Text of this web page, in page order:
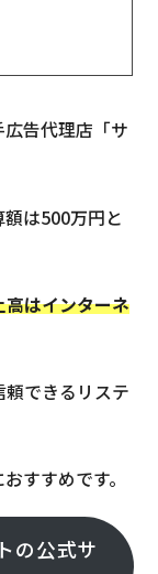
告代理店「サ
は500万円と
はインターネ
できるリステ
すすめです。
の公式サ